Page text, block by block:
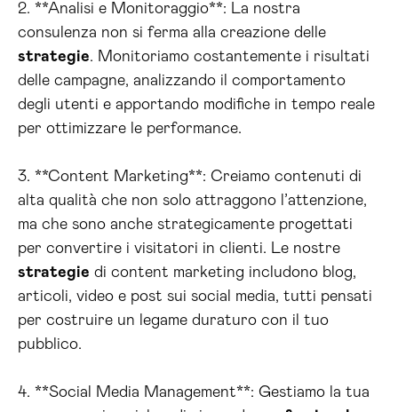
2. **Analisi e Monitoraggio**: La nostra
consulenza non si ferma alla creazione delle
strategie. Monitoriamo costantemente i risultati
delle campagne, analizzando il comportamento
degli utenti e apportando modifiche in tempo reale
per ottimizzare le performance.
3. **Content Marketing**: Creiamo contenuti di
alta qualità che non solo attraggono l’attenzione,
ma che sono anche strategicamente progettati
per convertire i visitatori in clienti. Le nostre
strategie di content marketing includono blog,
articoli, video e post sui social media, tutti pensati
per costruire un legame duraturo con il tuo
pubblico.
4. **Social Media Management**: Gestiamo la tua